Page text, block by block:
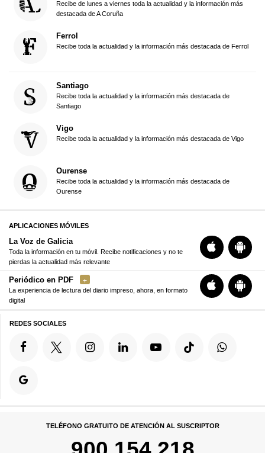
Recibe de lunes a viernes toda la actualidad y la información más
destacada de A Coruña
Ferrol
Recibe toda la actualidad y la información más destacada de Ferrol
Santiago
Recibe toda la actualidad y la información más destacada de
Santiago
Vigo
Recibe toda la actualidad y la información más destacada de Vigo
Ourense
Recibe toda la actualidad y la información más destacada de
Ourense
APLICACIONES MÓVILES
La Voz de Galicia
Toda la información en tu móvil. Recibe notificaciones y no te
pierdas la actualidad más relevante
Periódico en PDF
La experiencia de lectura del diario impreso, ahora, en formato
digital
REDES SOCIALES
TELÉFONO GRATUITO DE ATENCIÓN AL SUSCRIPTOR